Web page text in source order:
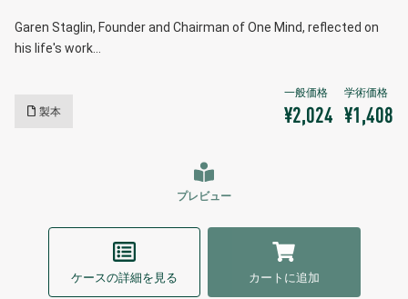
Garen Staglin, Founder and Chairman of One Mind, reflected on
his life's work…
製本 ¥2,024 ¥1,408
プレビュー
ケースの詳細を見る カートに追加